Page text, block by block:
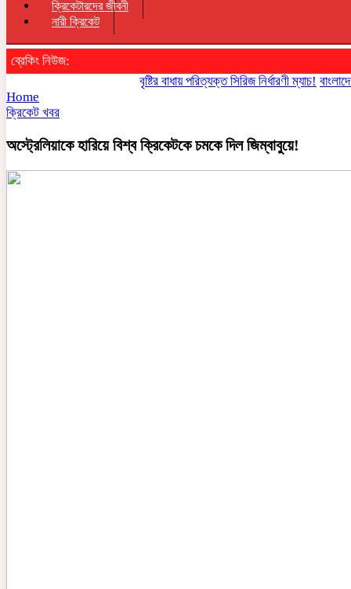
ক্রিকেটারদের জীবনী
নারী ক্রিকেট
ব্রেকিং নিউজ:
বৃষ্টির বাধায় পরিত্যক্ত সিরিজ নির্ধারণী ম্যাচ! বাংলাদেশ
Home
ক্রিকেট খবর
অস্ট্রেলিয়াকে হারিয়ে বিশ্ব ক্রিকেটকে চমকে দিল জিম্বাবুয়ে!